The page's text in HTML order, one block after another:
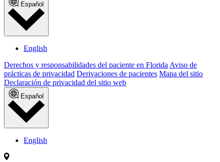
Español
English
Derechos y responsabilidades del paciente en Florida Aviso de
prácticas de privacidad Derivaciones de pacientes Mapa del sitio
Declaración de privacidad del sitio web
Español
English